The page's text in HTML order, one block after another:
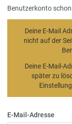
Benutzerkonto
Deine E-Mail
nicht auf der
Deine E-Mail-
später zu
E-Mail-Adresse